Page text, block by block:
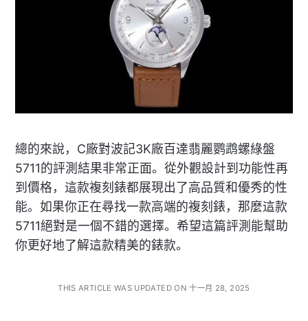
總的來說，C廠對波記3K廠百達翡麗鹦鹉螺綠盤
5711的評測結果非常正面。從外觀設計到功能性再
到價格，這款複刻錶都展現出了高品質和優秀的性
能。如果你正在尋找一款高端的複刻錶，那麼這款
5711絕對是一個不錯的選擇。希望這篇評測能幫助
你更好地了解這款精美的錶款。
THIS ARTICLE WAS UPDATED ON 十一月 28, 2025